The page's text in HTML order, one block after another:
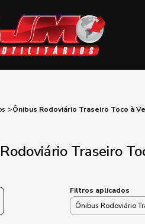
Ônibus Rodoviário Traseiro Toco à
Traseiro
Filtros aplicados
Ônibus Rodoviário